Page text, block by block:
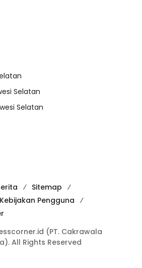
Selatan
Selatan
Sitemap
Kebijakan Pengguna
(PT. Cakrawala
All Rights Reserved